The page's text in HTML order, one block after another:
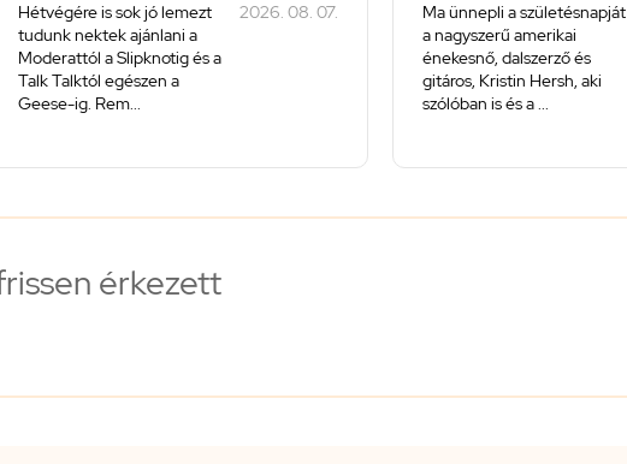
Hétvégére is sok jó lemezt
tudunk nektek ajánlani a
Moderattól a Slipknotig és a
Talk Talktól egészen a
Geese-ig. Rem...
2026. 08. 07.
Ma ünnepli a születésnapját
a nagyszerű amerikai
énekesnő, dalszerző és
gitáros, Kristin Hersh, aki
szólóban is és a ...
érkezett